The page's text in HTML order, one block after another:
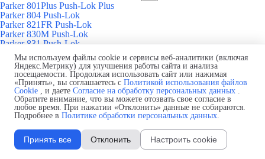
Parker 801Plus Push-Lok Plus
Parker 804 Push-Lok
Parker 821FR Push-Lok
Parker 830M Push-Lok
Parker 831 Push-Lok
Parker 836 Push-Lok
Parker 837BM Push-Lok
Parker 837PU-Plus Hybrid Push-Lok
Parker 838M Push-Lok
Рукава низкого давления для транспортировки и гидравлики
Parker 201 AIR BRAKE
Parker 206
Parker 213
Parker 221FR
Parker 285
Мы используем файлы cookie и сервисы веб-аналитики (включая
Яндекс.Метрику) для улучшения работы сайта и анализа
посещаемости. Продолжая использовать сайт или нажимая
«Принять», вы соглашаетесь с Политикой использования файлов
Cookie , и даете Согласие на обработку персональных данных .
Обратите внимание, что вы можете отозвать свое согласие в
любое время. При нажатии «Отклонить» данные не собираются.
Подробнее в Политике обработки персональных данных.
Принять все Отклонить Настроить cookie